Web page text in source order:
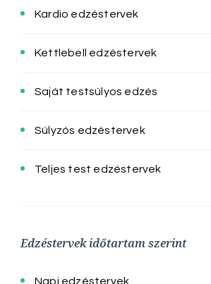
Kardio edzéstervek
Kettlebell edzéstervek
Saját testsúlyos edzés
Súlyzós edzéstervek
Teljes test edzéstervek
Edzéstervek időtartam szerint
Napi edzéstervek